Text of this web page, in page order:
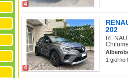
4
4
202
1 giorno